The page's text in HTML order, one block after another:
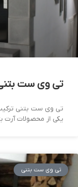
تی وی ست
تی وی ست بتنی
یکی از محصولات
تی وی ست بتنی